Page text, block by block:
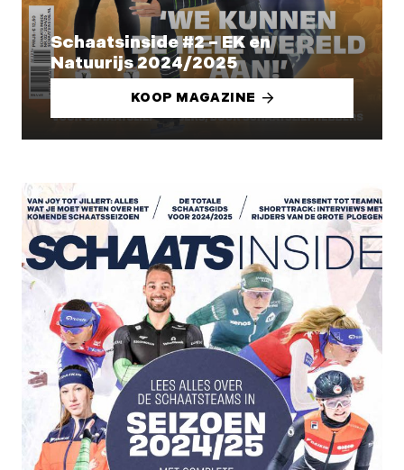
Schaatsinside #2 – EK en
Natuurijs 2024/2025
KOOP MAGAZINE